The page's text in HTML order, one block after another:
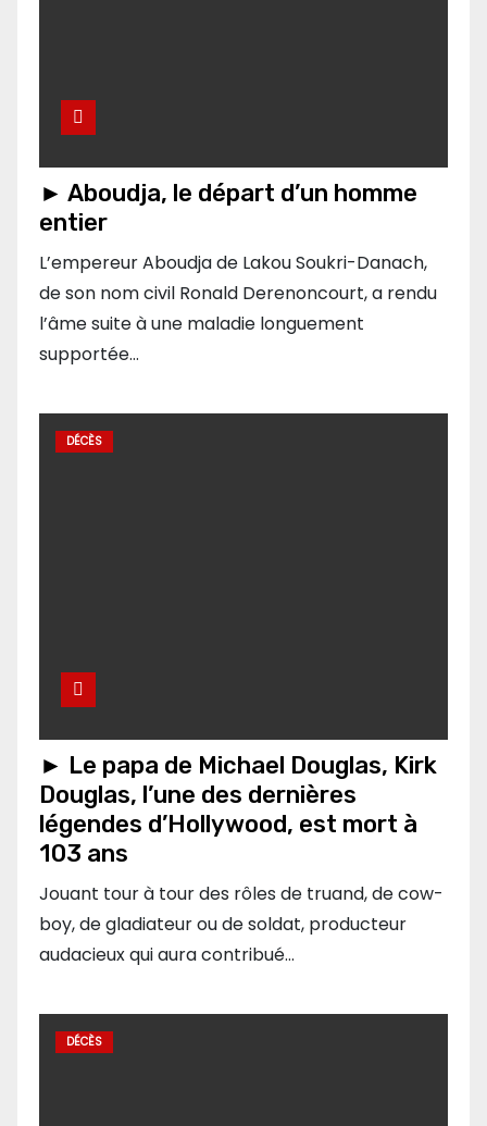
► Aboudja, le départ d’un homme
entier
L’empereur Aboudja de Lakou Soukri-Danach,
de son nom civil Ronald Derenoncourt, a rendu
l’âme suite à une maladie longuement
supportée…
DÉCÈS
► Le papa de Michael Douglas, Kirk
Douglas, l’une des dernières
légendes d’Hollywood, est mort à
103 ans
Jouant tour à tour des rôles de truand, de cow-
boy, de gladiateur ou de soldat, producteur
audacieux qui aura contribué…
DÉCÈS